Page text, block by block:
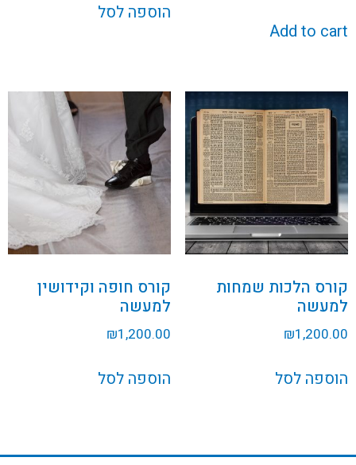
Add to cart
הוספה לסל
קורס הלכות שמחות
למעשה
₪1,200.00
הוספה לסל
קורס חופה וקידושין
למעשה
₪1,200.00
הוספה לסל